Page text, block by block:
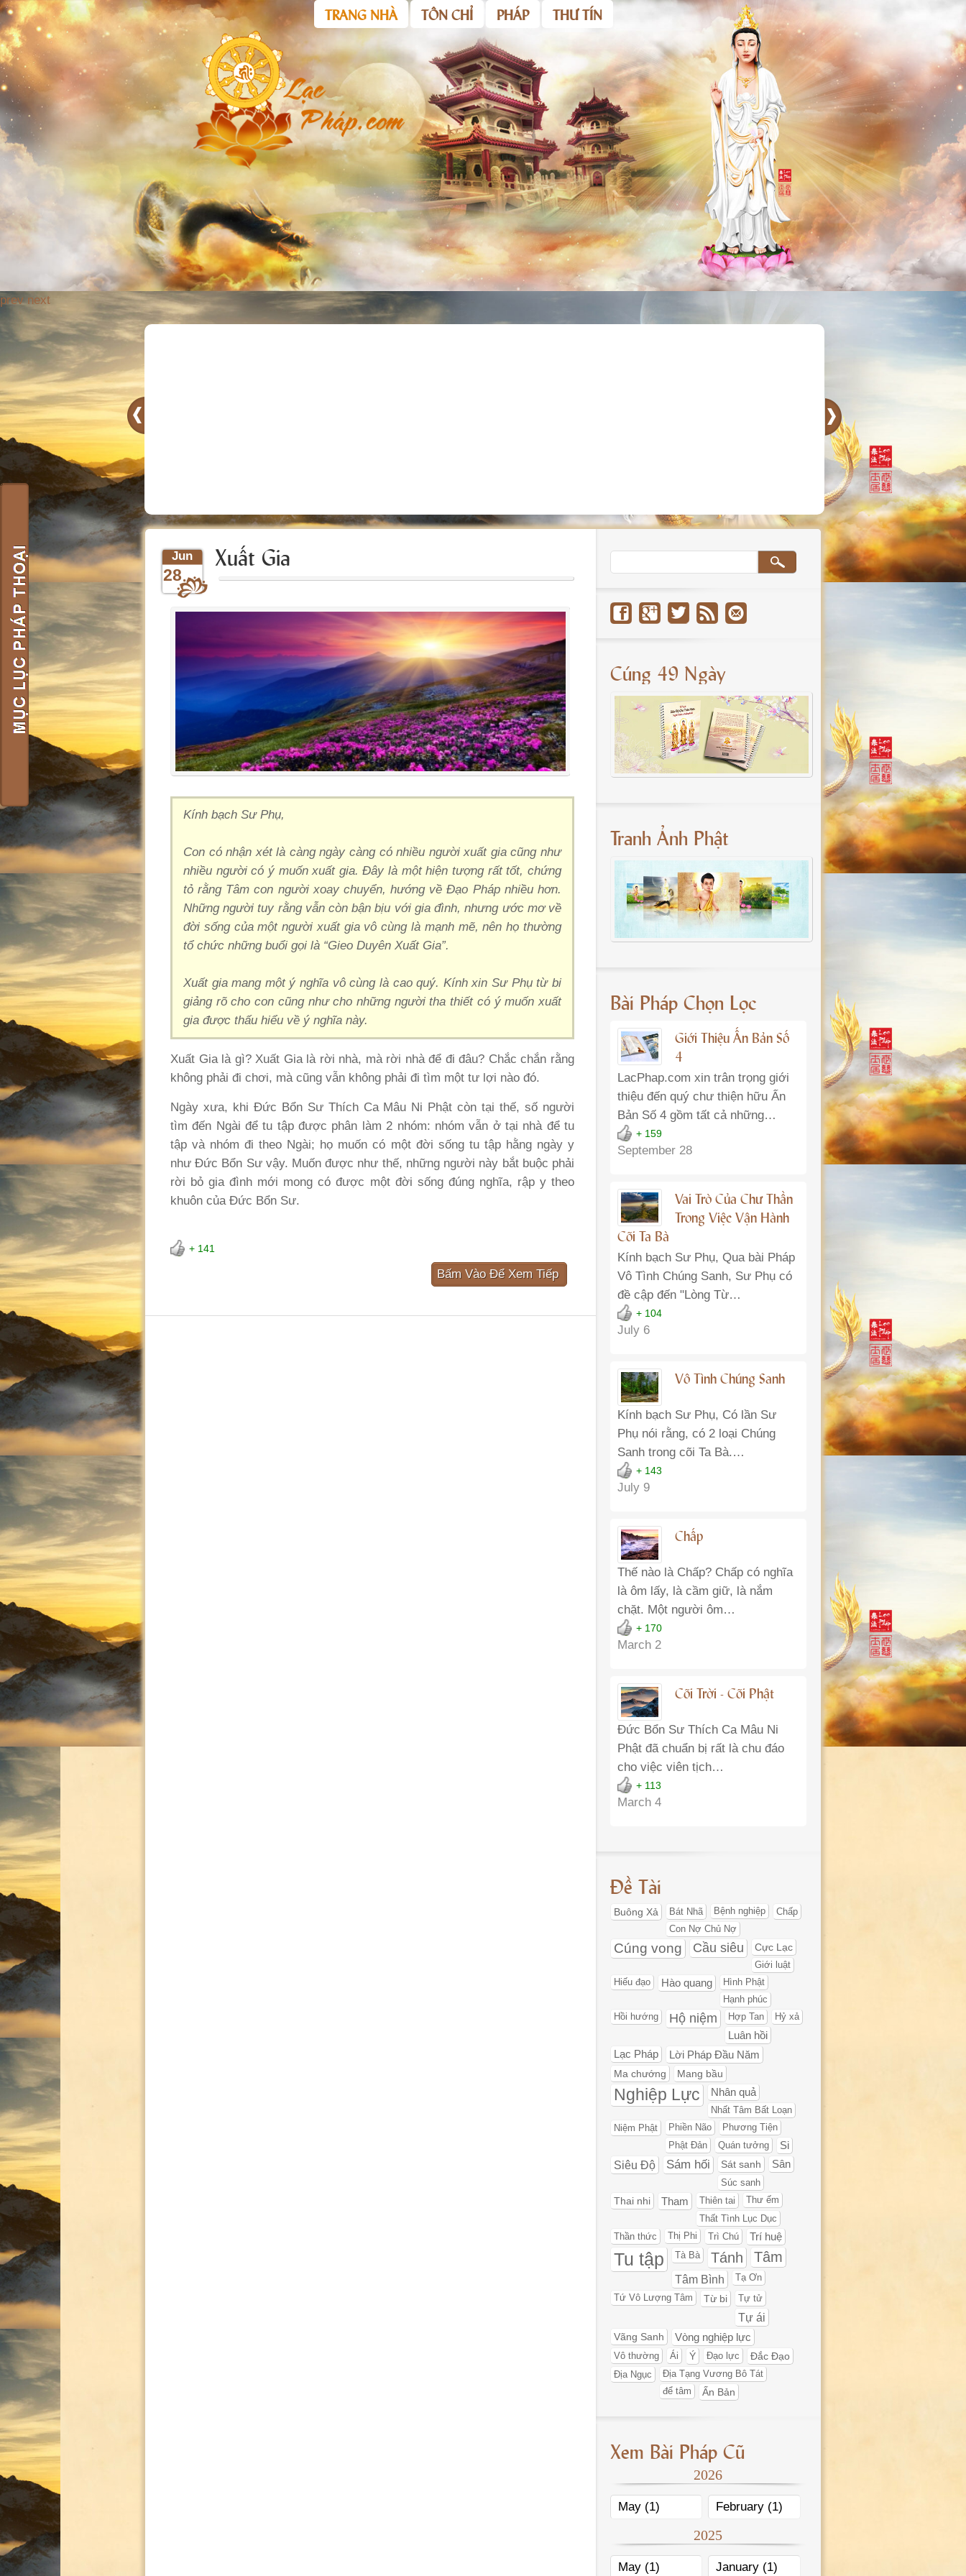
prev next
TRANG NHÀ TÔN CHỈ PHÁP THƯ TÍN
Jun
28
Xuất Gia
Kính bạch Sư Phụ,
Con có nhận xét là càng ngày càng có nhiều người xuất gia cũng như
nhiều người có ý muốn xuất gia. Đây là một hiện tượng rất tốt, chứng
tỏ rằng Tâm con người xoay chuyển, hướng về Đạo Pháp nhiều hơn.
Những người tuy rằng vẫn còn bận bịu với gia đình, nhưng ước mơ về
đời sống của một người xuất gia vô cùng là mạnh mẽ, nên họ thường
tổ chức những buổi gọi là “Gieo Duyên Xuất Gia”.
Xuất gia mang một ý nghĩa vô cùng là cao quý. Kính xin Sư Phụ từ bi
giảng rõ cho con cũng như cho những người tha thiết có ý muốn xuất
gia được thấu hiểu về ý nghĩa này.
Xuất Gia là gì? Xuất Gia là rời nhà, mà rời nhà để đi đâu? Chắc chắn rằng
không phải đi chơi, mà cũng vẫn không phải đi tìm một tư lợi nào đó.
Ngày xưa, khi Đức Bổn Sư Thích Ca Mâu Ni Phật còn tại thế, số người
tìm đến Ngài để tu tập được phân làm 2 nhóm: nhóm vẫn ở tại nhà để tu
tập và nhóm đi theo Ngài; họ muốn có một đời sống tu tập hằng ngày y
như Đức Bổn Sư vậy. Muốn được như thế, những người này bắt buộc phải
rời bỏ gia đình mới mong có được một đời sống đúng nghĩa, rập y theo
khuôn của Đức Bổn Sư.
+ 141
Bấm Vào Để Xem Tiếp
Cúng 49 Ngày
Tranh Ảnh Phật
Bài Pháp Chọn Lọc
Giới Thiệu Ấn Bản Số
4
LacPhap.com xin trân trọng giới
thiệu đến quý chư thiện hữu Ấn
Bản Số 4 gồm tất cả những…
+ 159
September 28
Vai Trò Của Chư Thần
Trong Việc Vận Hành
Cõi Ta Bà
Kính bạch Sư Phụ, Qua bài Pháp
Vô Tình Chúng Sanh, Sư Phụ có
đề cập đến "Lòng Từ…
+ 104
July 6
Vô Tình Chúng Sanh
Kính bạch Sư Phụ, Có lần Sư
Phụ nói rằng, có 2 loại Chúng
Sanh trong cõi Ta Bà.…
+ 143
July 9
Chấp
Thế nào là Chấp? Chấp có nghĩa
là ôm lấy, là cầm giữ, là nắm
chặt. Một người ôm…
+ 170
March 2
Cõi Trời - Cõi Phật
Đức Bổn Sư Thích Ca Mâu Ni
Phật đã chuẩn bị rất là chu đáo
cho việc viên tịch…
+ 113
March 4
Đề Tài
Buông Xả Bát Nhã Bệnh nghiệp Chấp
Con Nợ Chủ Nợ
Cúng vong Cầu siêu Cực Lạc
Giới luật
Hiếu đạo
Hào quang
Hình Phật
Hạnh phúc
Hồi hướng
Hộ niệm Hợp Tan Hỷ xả
Luân hồi
Lạc Pháp Lời Pháp Đầu Năm
Ma chướng Mang bầu
Nghiệp Lực Nhân quả
Nhất Tâm Bất Loạn
Niệm Phật Phiền Não Phương Tiện
Phật Đản Quán tưởng Si
Siêu Độ Sám hối Sát sanh Sân
Súc sanh
Thai nhi Tham Thiên tai Thư ếm
Thất Tình Lục Dục
Thần thức
Thị Phi Trì Chú Trí huệ
Tu tập Tà Bà Tánh Tâm
Tâm Bình
Tạ Ơn
Tứ Vô Lượng Tâm
Từ bi Tự tử
Tự ái
Vãng Sanh Vòng nghiệp lực
Vô thường Ái Ý Đạo lực Đắc Đạo
Địa Ngục
Địa Tạng Vương Bô Tát
để tâm
Ấn Bản
Xem Bài Pháp Cũ
2026
May (1) February (1)
2025
May (1) January (1)